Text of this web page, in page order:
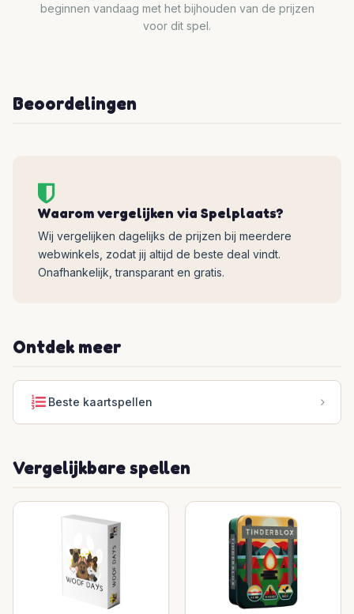
beginnen vandaag met het bijhouden van de prijzen
voor dit spel.
Beoordelingen
Waarom vergelijken via Spelplaats?
Wij vergelijken dagelijks de prijzen bij meerdere
webwinkels, zodat jij altijd de beste deal vindt.
Onafhankelijk, transparant en gratis.
Ontdek meer
Beste kaartspellen
Vergelijkbare spellen